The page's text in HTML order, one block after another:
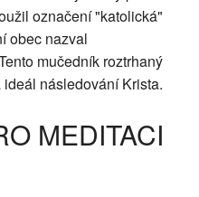
označení "katolická"
obec nazval
mučedník roztrhaný
následování Krista.
MEDITACI